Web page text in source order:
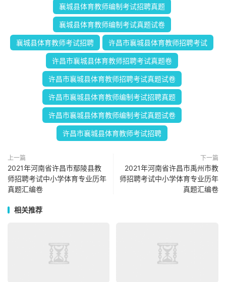
襄城县体育教师编制考试招聘真题
襄城县体育教师编制考试真题试卷
襄城县体育教师考试招聘 许昌市襄城县体育教师招聘考试
许昌市襄城县体育教师招聘考试真题卷
许昌市襄城县体育教师招聘考试真题试卷
许昌市襄城县体育教师编制考试招聘真题
许昌市襄城县体育教师编制考试真题试卷
许昌市襄城县体育教师考试招聘
上一篇
2021年河南省许昌市鄢陵县教
师招聘考试中小学体育专业历年
真题汇编卷
下一篇
2021年河南省许昌市禹州市教
师招聘考试中小学体育专业历年
真题汇编卷
相关推荐